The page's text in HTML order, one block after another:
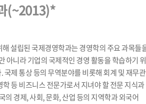
(~2013)*
설립된 국제경영학과는 경영학의 주요 과목들
아니라 기업의 국제적인 경영 활동을 학습하기
국제 통상 등의 무역분야를 비롯해 회계 및 재무
등 비즈니스 전문가로서 지녀야 할 전문 지식과
의 경제, 사회, 문화, 산업 등의 지역학과 외국어